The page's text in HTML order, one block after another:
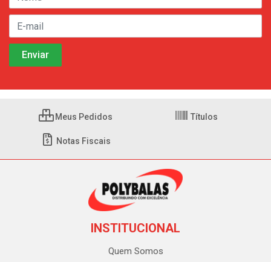
Meus Pedidos Títulos
Notas Fiscais
INSTITUCIONAL
Quem Somos